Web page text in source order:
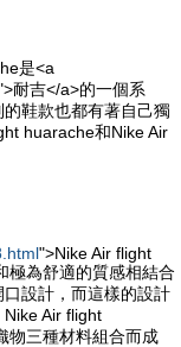
是<a
耐吉</a>的一個系
鞋款也都有著自己獨
huarache和Nike Air
">Nike Air flight
極為舒適的質感相結合
設計，而這樣的設計
Air flight
物三種材料組合而成